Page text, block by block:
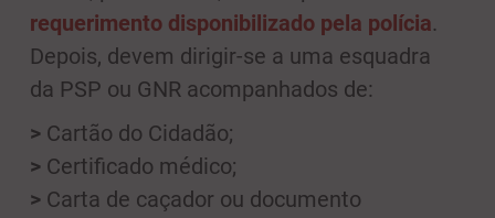
requerimento disponibilizado pela polícia.
Depois, devem dirigir-se a uma esquadra
da PSP ou GNR acompanhados de:
> Cartão do Cidadão;
> Certificado médico;
> Carta de caçador ou documento